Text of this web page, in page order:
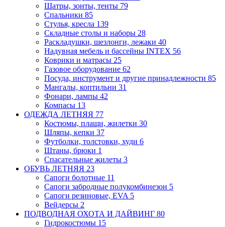
Шатры, зонты, тенты 79
Спальники 85
Стулья, кресла 139
Складные столы и наборы 28
Раскладушки, шезлонги, лежаки 40
Надувная мебель и бассейны INTEX 56
Коврики и матрасы 25
Газовое оборудование 62
Посуда, инструмент и другие принадлежности 85
Мангалы, коптильни 31
Фонари, лампы 42
Компасы 13
ОДЕЖДА ЛЕТНЯЯ 77
Костюмы, плащи, жилетки 30
Шляпы, кепки 37
Футболки, толстовки, худи 6
Штаны, брюки 1
Спасательные жилеты 3
ОБУВЬ ЛЕТНЯЯ 23
Сапоги болотные 11
Сапоги забродные полукомбинезон 5
Сапоги резиновые, EVA 5
Вейдерсы 2
ПОДВОДНАЯ ОХОТА И ДАЙВИНГ 80
Гидрокостюмы 15